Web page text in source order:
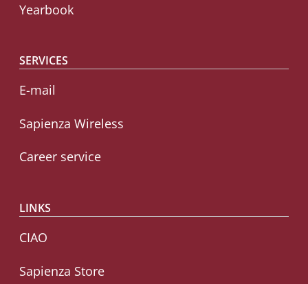
Yearbook
SERVICES
E-mail
Sapienza Wireless
Career service
LINKS
CIAO
Sapienza Store